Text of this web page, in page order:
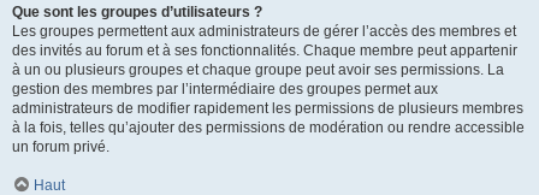
Que sont les groupes d’utilisateurs ?
Les groupes permettent aux administrateurs de gérer l’accès des membres et
des invités au forum et à ses fonctionnalités. Chaque membre peut appartenir
à un ou plusieurs groupes et chaque groupe peut avoir ses permissions. La
gestion des membres par l’intermédiaire des groupes permet aux
administrateurs de modifier rapidement les permissions de plusieurs membres
à la fois, telles qu’ajouter des permissions de modération ou rendre accessible
un forum privé.
Haut